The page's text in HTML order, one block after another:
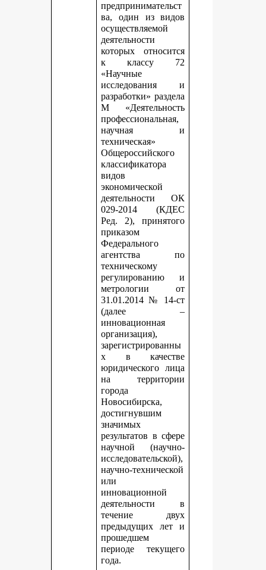
предпринимательст
ва, один из видов
осуществляемой
деятельности
которых относится
к классу 72
«Научные
исследования и
разработки» раздела
М «Деятельность
профессиональная,
научная и
техническая»
Общероссийского
классификатора
видов
экономической
деятельности ОК
029-2014 (КДЕС
Ред. 2), принятого
приказом
Федерального
агентства по
техническому
регулированию и
метрологии от
31.01.2014 № 14-ст
(далее –
инновационная
организация),
зарегистрированны
х в качестве
юридического лица
на территории
города
Новосибирска,
достигнувшим
значимых
результатов в сфере
научной (научно-
исследовательской),
научно-технической
или
инновационной
деятельности в
течение двух
предыдущих лет и
прошедшем
периоде текущего
года.